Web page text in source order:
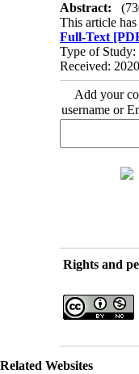
Abstract:
This article has
Full-Text
Type of Study:
Received:
Add your
username or
Rights and
Related Websites